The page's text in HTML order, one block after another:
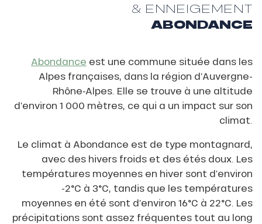
& ENNEIGEMENT
ABONDANCE
Abondance est une commune située dans les
Alpes françaises, dans la région d’Auvergne-
Rhône-Alpes. Elle se trouve à une altitude
d’environ 1 000 mètres, ce qui a un impact sur son
climat.
Le climat à Abondance est de type montagnard,
avec des hivers froids et des étés doux. Les
températures moyennes en hiver sont d’environ
-2°C à 3°C, tandis que les températures
moyennes en été sont d’environ 16°C à 22°C. Les
précipitations sont assez fréquentes tout au long